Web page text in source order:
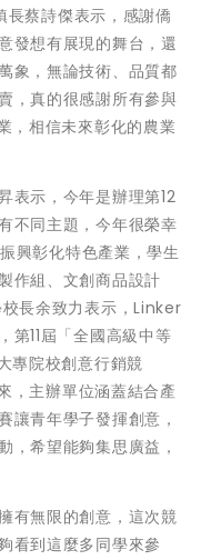
蔡詩傑表示，感謝僑
發想有展現的舞台，還
象，無論技術、品質都
，真的很感謝所有參與
，相信未來彰化的農業
表示，今年是辦理第12
不同主題，今年很榮幸
興彰化特色產業，學生
作組、文創商品設計
長余致力表示，Linker
第11屆「全國高級中等
專院校創意行銷競
，主辦單位涵蓋結合產
讓青年學子發揮創意，
，希望能夠集思廣益，
有無限的創意，這次競
看到這麼多同學來參